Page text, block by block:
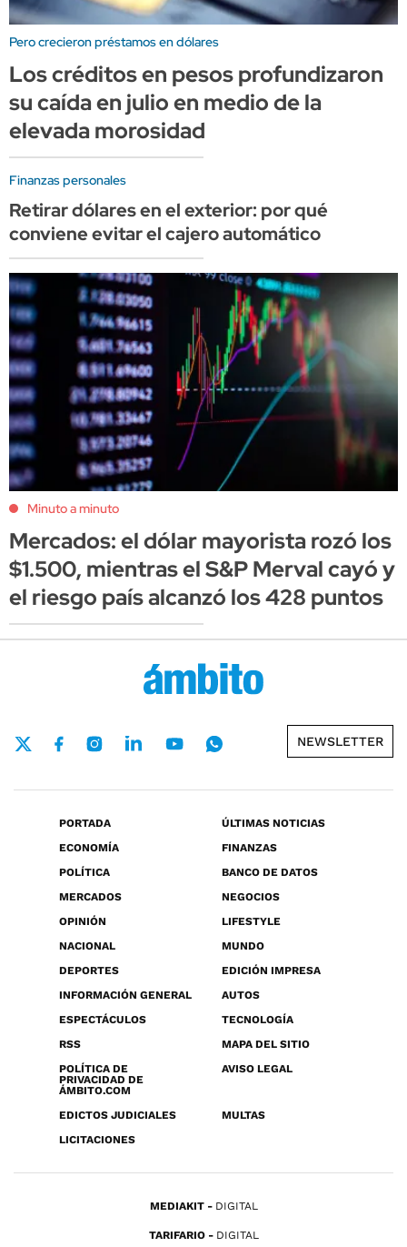
Pero crecieron préstamos en dólares
Los créditos en pesos profundizaron
su caída en julio en medio de la
elevada morosidad
Finanzas personales
Retirar dólares en el exterior: por qué
conviene evitar el cajero automático
Minuto a minuto
Mercados: el dólar mayorista rozó los
$1.500, mientras el S&P Merval cayó y
el riesgo país alcanzó los 428 puntos
NEWSLETTER
PORTADA
ÚLTIMAS NOTICIAS
ECONOMÍA
FINANZAS
POLÍTICA
BANCO DE DATOS
MERCADOS
NEGOCIOS
OPINIÓN
LIFESTYLE
NACIONAL
MUNDO
DEPORTES
EDICIÓN IMPRESA
INFORMACIÓN GENERAL
AUTOS
ESPECTÁCULOS
TECNOLOGÍA
RSS
MAPA DEL SITIO
POLÍTICA DE
PRIVACIDAD DE
ÁMBITO.COM
AVISO LEGAL
EDICTOS JUDICIALES
MULTAS
LICITACIONES
MEDIAKIT DIGITAL
TARIFARIO DIGITAL